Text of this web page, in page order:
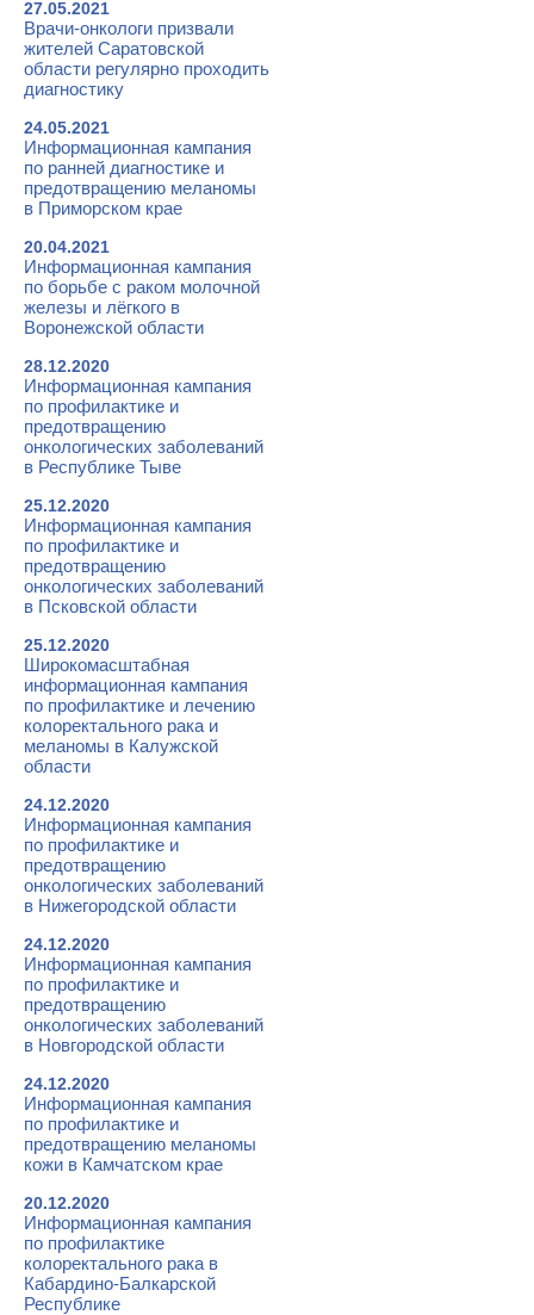
27.05.2021
Врачи-онкологи призвали
жителей Саратовской
области регулярно проходить
диагностику
24.05.2021
Информационная кампания
по ранней диагностике и
предотвращению меланомы
в Приморском крае
20.04.2021
Информационная кампания
по борьбе с раком молочной
железы и лёгкого в
Воронежской области
28.12.2020
Информационная кампания
по профилактике и
предотвращению
онкологических заболеваний
в Республике Тыве
25.12.2020
Информационная кампания
по профилактике и
предотвращению
онкологических заболеваний
в Псковской области
25.12.2020
Широкомасштабная
информационная кампания
по профилактике и лечению
колоректального рака и
меланомы в Калужской
области
24.12.2020
Информационная кампания
по профилактике и
предотвращению
онкологических заболеваний
в Нижегородской области
24.12.2020
Информационная кампания
по профилактике и
предотвращению
онкологических заболеваний
в Новгородской области
24.12.2020
Информационная кампания
по профилактике и
предотвращению меланомы
кожи в Камчатском крае
20.12.2020
Информационная кампания
по профилактике
колоректального рака в
Кабардино-Балкарской
Республике